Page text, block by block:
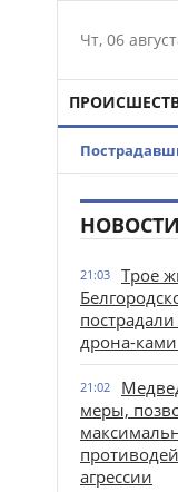
Чт, 06
НОВОСТИ
21:03
Трое
дрона-
21:02
меры,
агрессии